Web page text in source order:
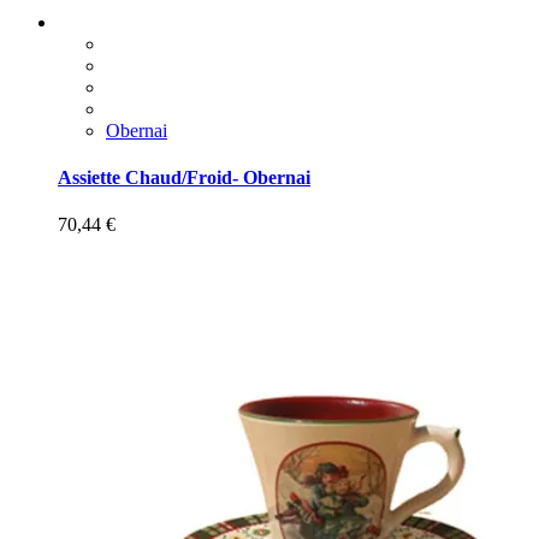
Obernai
Assiette Chaud/Froid- Obernai
70,44 €